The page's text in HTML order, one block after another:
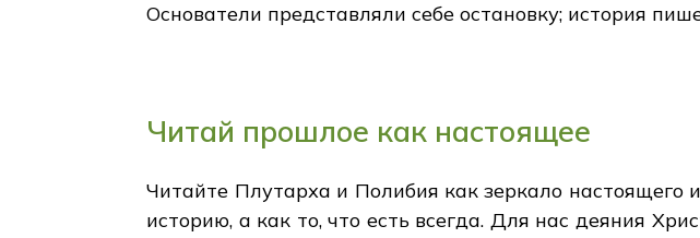
Основатели представляли себе остановку; история
Читай прошлое как настоящее
Читайте Плутарха и Полибия как зеркало настоящего
историю, а как то, что есть всегда. Для нас деяния